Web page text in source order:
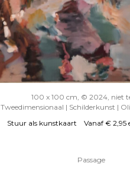
100 x 100 cm, © 2024, niet
Tweedimensionaal | Schilderkunst |
Stuur als kunstkaart Vanaf € 2,95
Passage